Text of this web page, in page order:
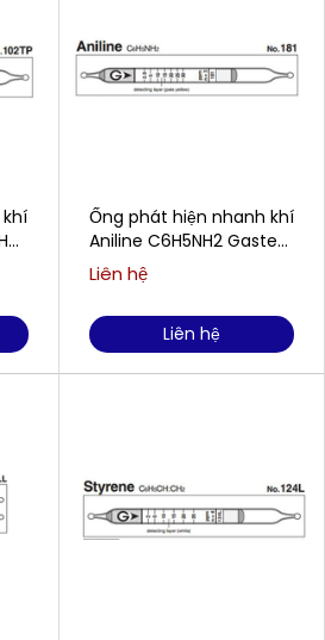
Ống phát hiện nhanh khí
Aniline C6H5NH2 Gastec
No.181
Liên hệ
Liên hệ